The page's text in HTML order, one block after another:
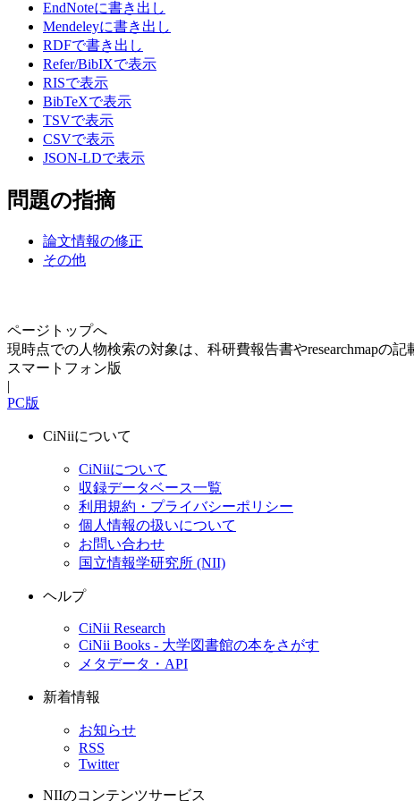
EndNoteに書き出し
Mendeleyに書き出し
RDFで書き出し
Refer/BibIXで表示
RISで表示
BibTeXで表示
TSVで表示
CSVで表示
JSON-LDで表示
問題の指摘
論文情報の修正
その他
ページトップへ
現時点での人物検索の対象は、科研費報告書やresearchmapの
スマートフォン版
|
PC版
CiNiiについて
CiNiiについて
収録データベース一覧
利用規約・プライバシーポリシー
個人情報の扱いについて
お問い合わせ
国立情報学研究所 (NII)
ヘルプ
CiNii Research
CiNii Books - 大学図書館の本をさがす
メタデータ・API
新着情報
お知らせ
RSS
Twitter
NIIのコンテンツサービス